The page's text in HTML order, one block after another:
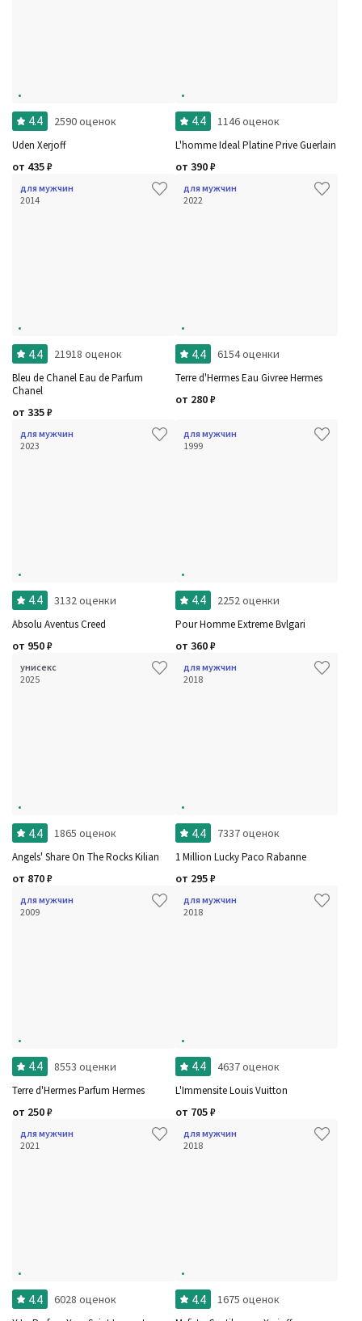
4.4 2590 оценок
Uden Xerjoff
от 435₽
4.4 1146 оценок
L'homme Ideal Platine Prive Guerlain
от 390₽
для мужчин
2014
4.4 21918 оценок
Bleu de Chanel Eau de Parfum
Chanel
от 335₽
для мужчин
2022
4.4 6154 оценки
Terre d'Hermes Eau Givree Hermes
от 280₽
для мужчин
2023
4.4 3132 оценки
Absolu Aventus Creed
от 950₽
для мужчин
1999
4.4 2252 оценки
Pour Homme Extreme Bvlgari
от 360₽
унисекс
2025
4.4 1865 оценок
Angels' Share On The Rocks Kilian
от 870₽
для мужчин
2018
4.4 7337 оценок
1 Million Lucky Paco Rabanne
от 295₽
для мужчин
2009
4.4 8553 оценки
Terre d'Hermes Parfum Hermes
от 250₽
для мужчин
2018
4.4 4637 оценок
L'Immensite Louis Vuitton
от 705₽
для мужчин
2021
4.4 6028 оценок
для мужчин
2018
4.4 1675 оценок